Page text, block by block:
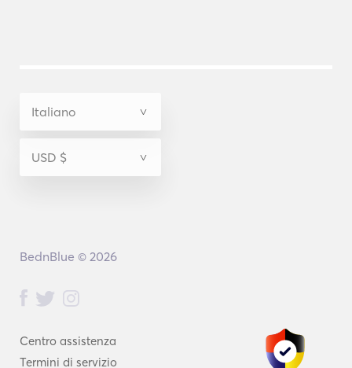
Centro assistenza
Termini di servizio
BednBlue © 2026